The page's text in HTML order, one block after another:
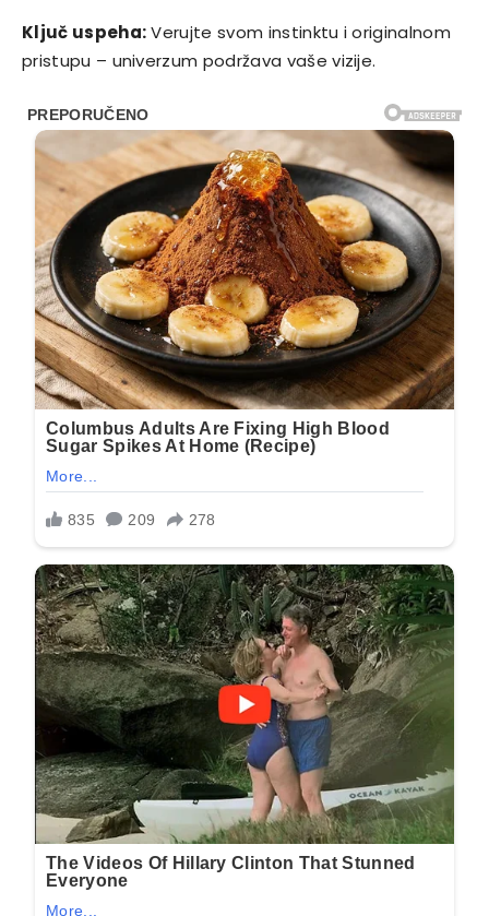
Ključ uspeha:Verujte svom instinktu i originalnom
pristupu – univerzum podržava vaše vizije.